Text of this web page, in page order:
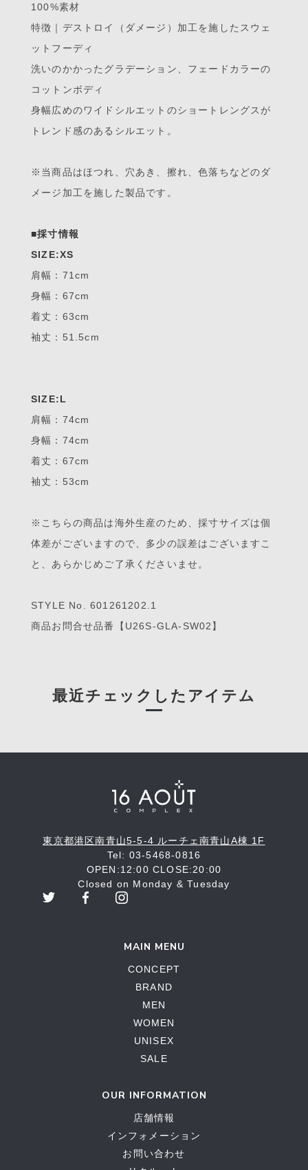
100%素材
特徴｜デストロイ（ダメージ）加工を施したスウェ
ットフーディ
洗いのかかったグラデーション、フェードカラーの
コットンボディ
身幅広めのワイドシルエットのショートレングスが
トレンド感のあるシルエット。
※当商品はほつれ、穴あき、擦れ、色落ちなどのダ
メージ加工を施した製品です。
■採寸情報
SIZE:XS
肩幅：71cm
身幅：67cm
着丈：63cm
袖丈：51.5cm
SIZE:L
肩幅：74cm
身幅：74cm
着丈：67cm
袖丈：53cm
※こちらの商品は海外生産のため、採寸サイズは個
体差がございますので、多少の誤差はございますこ
と、あらかじめご了承くださいませ。
STYLE No. 601261202.1
商品お問合せ品番【U26S-GLA-SW02】
最近チェックしたアイテム
東京都港区南青山5-5-4 ルーチェ南青山A棟 1F
Tel: 03-5468-0816
OPEN:12:00 CLOSE:20:00
Closed on Monday & Tuesday
MAIN MENU
CONCEPT
BRAND
MEN
WOMEN
UNISEX
SALE
OUR INFORMATION
店舗情報
インフォメーション
お問い合わせ